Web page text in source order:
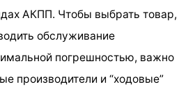
АКПП. Чтобы выбрать товар,
обслуживание
погрешностью, важно
производители и “ходовые”